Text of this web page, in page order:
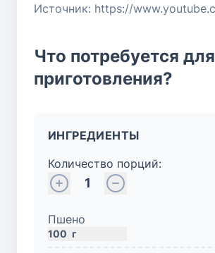
Что потребуется для
приготовления?
ИНГРЕДИЕНТЫ
Количество порций:
1
Пшено
100 г